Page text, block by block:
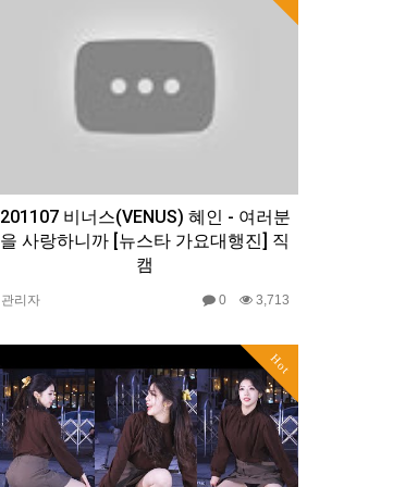
201107 비너스(VENUS) 혜인 - 여러분
을 사랑하니까 [뉴스타 가요대행진] 직
캠
관리자 0 3,713
Hot